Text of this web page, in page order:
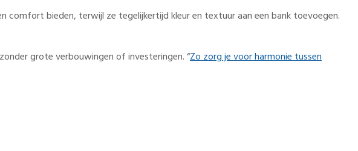
comfort bieden, terwijl ze tegelijkertijd kleur en textuur aan een bank toevoegen.
grote verbouwingen of investeringen. “Zo zorg je voor harmonie tussen